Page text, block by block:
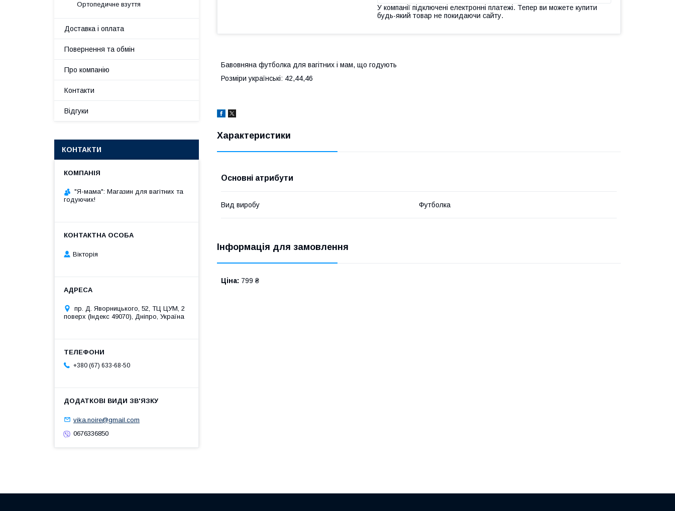
У компанії підключені електронні платежі. Тепер ви можете купити
будь-який товар не покидаючи сайту.
Бавовняна футболка для вагітних і мам, що годують
Розміри українські: 42,44,46
Характеристики
Основні атрибути
Вид виробу Футболка
Інформація для замовлення
Ціна: 799 ₴
Ортопедичне взуття
Доставка і оплата
Повернення та обмін
Про компанію
Контакти
Відгуки
КОНТАКТИ
"Я-мама": Магазин для вагітних та
годуючих!
Вікторія
пр. Д. Яворницького, 52, ТЦ ЦУМ, 2
поверх (Індекс 49070), Дніпро, Україна
+380 (67) 633-68-50
vika.noire@gmail.com
0676336850